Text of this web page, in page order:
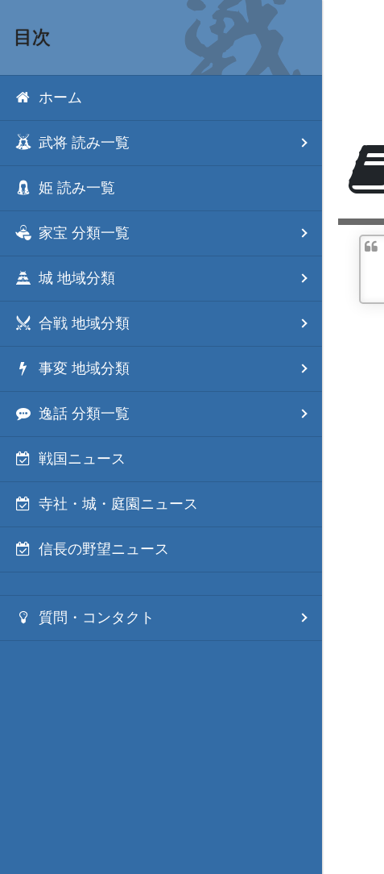
目次
ホーム
武将 読み一覧
姫 読み一覧
家宝 分類一覧
城 地域分類
合戦 地域分類
事変 地域分類
逸話 分類一覧
戦国ニュース
寺社・城・庭園ニュース
信長の野望ニュース
質問・コンタクト